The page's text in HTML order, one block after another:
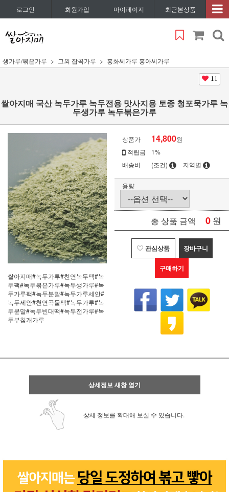
로그인 회원가입 마이페이지 최근본상품
생가루/볶은가루 그외 잡곡가루 홍화씨가루 홍아씨가루
11
쌀아지매 국산 녹두가루 녹두전용 맛사지용 토종 청포묵가루 녹
두생가루 녹두볶은가루
쌀아지매#녹두가루#쳔연녹두팩#녹
두팩#녹두볶은가루#녹두생가루#녹
두가루팩#녹두분말#녹두가루세안#
녹두세안#천연곡물팩#녹두가루#녹
두분말#녹두빈대떡#녹두전가루#녹
두부침개가루
상품가 14,800원
적립금
1%
배송비
(조건) 지역별
용량
총 상품 금액 0 원
관심상품 장바구니
구매하기
상세정보 새창 열기
상세 정보를 확대해 보실 수 있습니다.